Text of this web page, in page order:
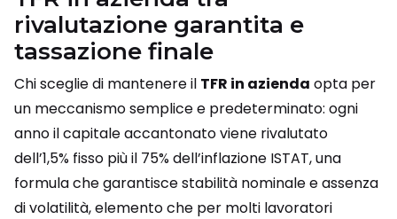
rivalutazione garantita e
tassazione finale
Chi sceglie di mantenere il TFR in azienda opta per
un meccanismo semplice e predeterminato: ogni
anno il capitale accantonato viene rivalutato
dell’1,5% fisso più il 75% dell’inflazione ISTAT, una
formula che garantisce stabilità nominale e assenza
di volatilità, elemento che per molti lavoratori